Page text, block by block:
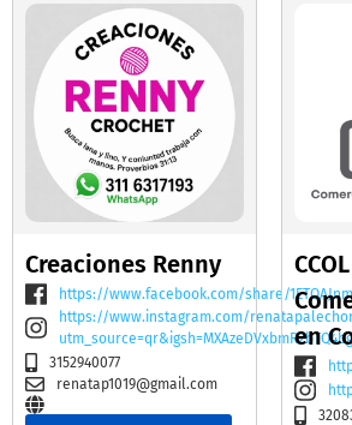
Creaciones Renny
https://www.facebook.com/share/
https://www.instagram.com/
3152940077
renatap1019@gmail.com
en